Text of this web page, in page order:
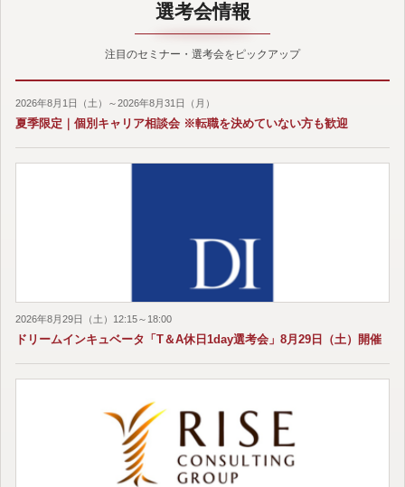
選考会情報
注目のセミナー・選考会をピックアップ
2026年8月1日（土）～2026年8月31日（月）
夏季限定｜個別キャリア相談会 ※転職を決めていない方も歓迎
2026年8月29日（土）12:15～18:00
ドリームインキュベータ「T＆A休日1day選考会」8月29日（土）開催